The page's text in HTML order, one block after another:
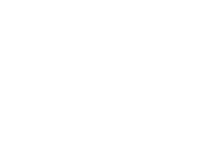
人 痛下狠手拳打脚踢
医生回应